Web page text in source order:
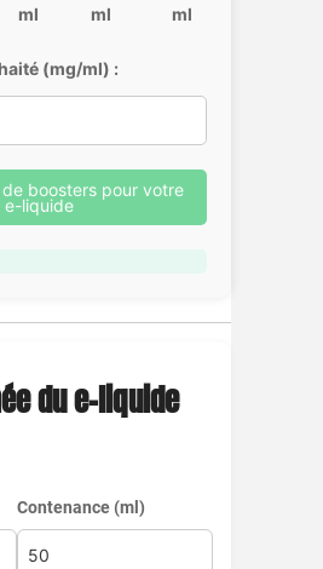
ml
ml
ml
(mg/ml) :
boosters pour votre
e-liquide
du e-liquide
Contenance (ml)